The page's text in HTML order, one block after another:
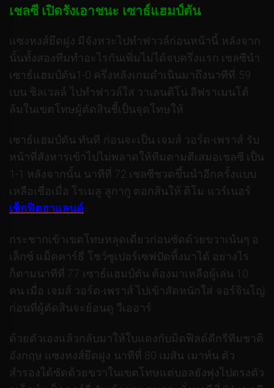
เชลซี เปิดรังเอาชนะ เซาธ์แฮมป์ตัน
แซงหงส์ยึดฝูง มีจังหวะไปทำฟาวล์ก่อนหน้านี้ หลังจาก
นั้นทั้งสองทีมทำอะไรกันเพิ่มไม่ได้จบครึ่งแรก เชลซีนำ
เซาธ์แฮมป์ตัน1-0 ครึ่งหลังเกมดำเนินมาถึงนาทีที่ 59
เบน ชิลเวลล์ ไปทำฟาวล์ใส่ วาเลนติโน่ ลีฟราเมนโต้
ล้มในเขตโทษผู้ตัดสินชี้เป็นจุดโทษให้
เซาธ์แฮมป์ตัน ทันที ก่อนจะเป็น เจมส์ วอร์ด-เพราส์ รับ
หน้าที่สังหารเข้าไปไม่พลาดให้ทีมตามตีเสมอเชลซี เป็น
1-1 หลังจากนั้น นาทีที่ 72 เชลซีชวดขึ้นนำอีกครั้งแบบ
เหลือเชื่อเมื่อ โรเมลู ลูกากู ตอกส้นให้ ติโม แวร์เนอร์
เช็กฟิตฮาแลนด์
กระชากเข้าเขตโทษหลุดเดี่ยวก่อนซัดด้วยขวาเน้นๆ อ
เล็กซ์ แม็คคาร์ธี่ โชว์ซูเปอร์เซฟปัดทิ้งมาได้ อย่างไร
ก็ตามนาทีที่ 77 เซาธ์แฮมป์ตัน ต้องมาเหลือผู้เล่น 10
คน เมื่อ เจมส์ วอร์ด-เพราส์ ไปเข้าสัดหนักใส่ จอร์จินโญ่
ก่อนที่ผู้ตัดสินจะย้อนดู วีเออาร์
ด้วยตัวเองแล้วกลับมาให้ใบแดงกับมิดฟิลด์ดีกรีทีมชาติ
อังกฤษ แซงหงส์ยึดฝูง นาทีที่ 80 เมสัน เมาท์น ตัว
สำรองได้ซัดด้วยขวาในเขตโทษแต่บอลยังพุ่งไปตรงตัว